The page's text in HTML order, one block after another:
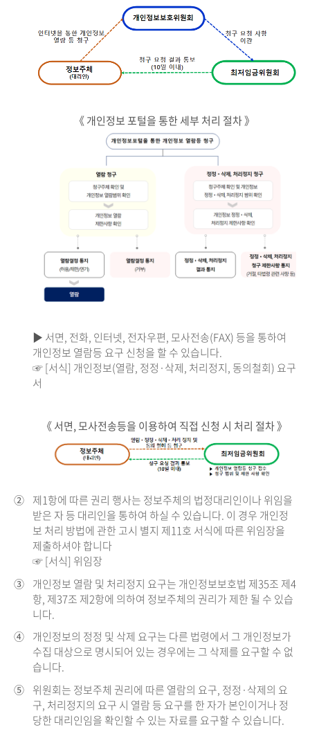
《 개인정보 포털을 통한 세부 처리 절차 》
▶ 서면, 전화, 인터넷, 전자우편, 모사전송(FAX) 등을 통하여
개인정보 열람등 요구 신청을 할 수 있습니다.
☞ [서식] 개인정보(열람, 정정·삭제, 처리정지, 동의철회) 요구
서
《 서면, 모사전송등을 이용하여 직접 신청 시 처리 절차 》
② 제1항에 따른 권리 행사는 정보주체의 법정대리인이나 위임을
받은 자 등 대리인을 통하여 하실 수 있습니다. 이 경우 개인정
보 처리 방법에 관한 고시 별지 제11호 서식에 따른 위임장을
제출하셔야 합니다
☞ [서식] 위임장
③ 개인정보 열람 및 처리정지 요구는 개인정보보호법 제35조 제4
항, 제37조 제2항에 의하여 정보주체의 권리가 제한 될 수 있습
니다.
④ 개인정보의 정정 및 삭제 요구는 다른 법령에서 그 개인정보가
수집 대상으로 명시되어 있는 경우에는 그 삭제를 요구할 수 없
습니다.
⑤ 위원회는 정보주체 권리에 따른 열람의 요구, 정정·삭제의 요
구, 처리정지의 요구 시 열람 등 요구를 한 자가 본인이거나 정
당한 대리인임을 확인할 수 있는 자료를 요구할 수 있습니다.